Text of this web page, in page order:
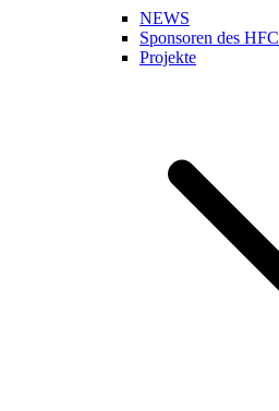
NEWS
Sponsoren des HFC
Projekte